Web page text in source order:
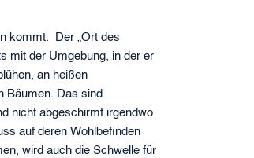
kommt. Der „Ort des
mit der Umgebung, in der er
an heißen
Bäumen. Das sind
nicht abgeschirmt irgendwo
auf deren Wohlbefinden
wird auch die Schwelle für